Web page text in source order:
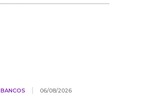
BANCOS 06/08/2026